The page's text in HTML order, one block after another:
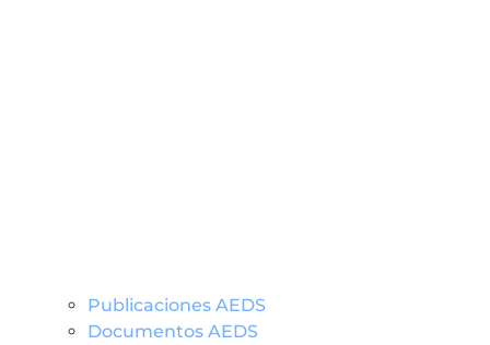
Publicaciones AEDS
Documentos AEDS